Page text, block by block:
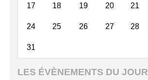
17 18 19 20 21
24 25 26 27 28
31
LES ÉVÈNEMENTS DU JOUR